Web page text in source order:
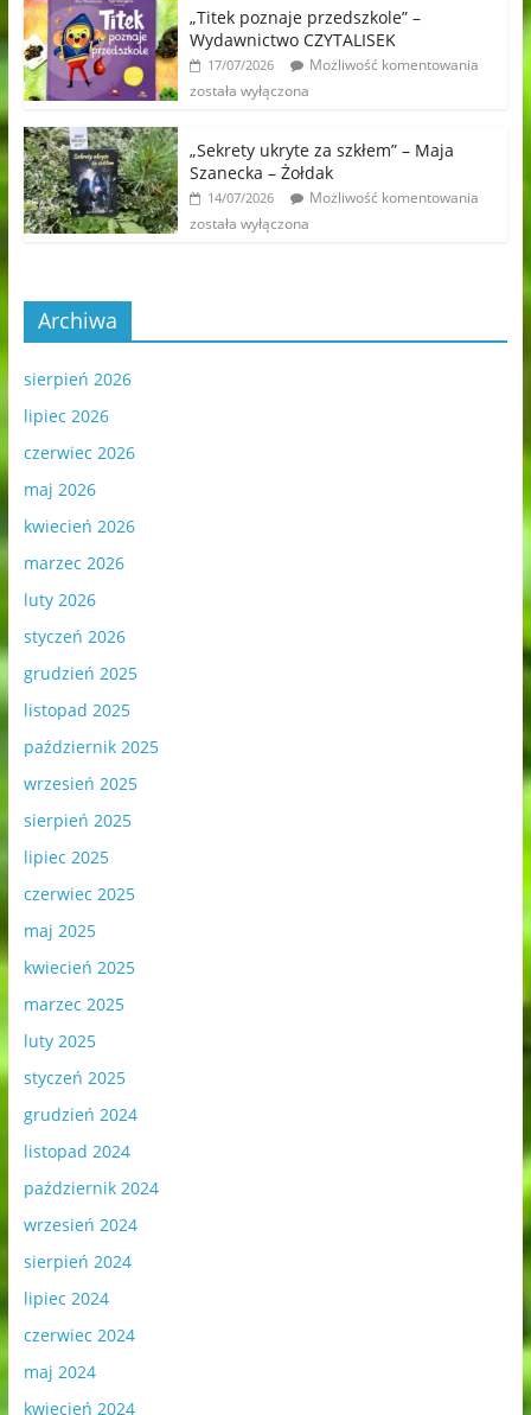
„Titek poznaje przedszkole” –
Wydawnictwo CZYTALISEK
17/07/2026
Możliwość komentowania
została wyłączona
„Sekrety ukryte za szkłem” – Maja
Szanecka – Żołdak
14/07/2026
Możliwość komentowania
została wyłączona
Archiwa
sierpień 2026
lipiec 2026
czerwiec 2026
maj 2026
kwiecień 2026
marzec 2026
luty 2026
styczeń 2026
grudzień 2025
listopad 2025
październik 2025
wrzesień 2025
sierpień 2025
lipiec 2025
czerwiec 2025
maj 2025
kwiecień 2025
marzec 2025
luty 2025
styczeń 2025
grudzień 2024
listopad 2024
październik 2024
wrzesień 2024
sierpień 2024
lipiec 2024
czerwiec 2024
maj 2024
kwiecień 2024